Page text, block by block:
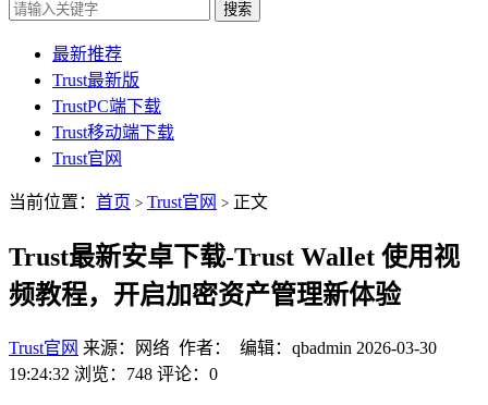
搜索
最新推荐
Trust最新版
TrustPC端下载
Trust移动端下载
Trust官网
当前位置： 首页 > Trust官网 > 正文
Trust最新安卓下载-Trust Wallet 使用视
频教程，开启加密资产管理新体验
Trust官网 来源：网络 作者： 编辑：qbadmin 2026-03-30
19:24:32 浏览：748 评论：0